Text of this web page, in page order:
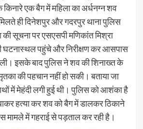
एक बैग में महिला का अर्धनग्न शव
ही दिनेशपुर और गदरपुर थाना पुलिस
की सूचना पर एसएसपी मणिकांत मिश्रा
घटनास्थल पहुंचे और निरीक्षण कर आसपास
इसके बाद पुलिस ने शव की शिनाख्त के
की पहचान नहीं हो सकी। बताया जा
में मेहंदी लगी हुई थी। पुलिस को आशंका है
हत्या कर शव को बैग में डालकर ठिकाने
मामले में गहराई से पड़ताल कर रही है।